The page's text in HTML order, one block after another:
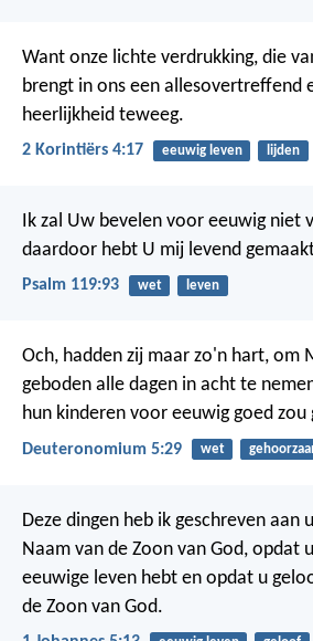
Want onze lichte verdrukking, die
brengt in ons een allesovertreffend
heerlijkheid teweeg.
2 Korintiërs 4:17 eeuwig leven lijden
Ik zal Uw bevelen voor eeuwig niet
daardoor hebt U mij levend
Psalm 119:93 wet leven
Och, hadden zij maar zo'n hart, om
geboden alle dagen in acht te
hun kinderen voor eeuwig goed zou
Deuteronomium 5:29 wet
Deze dingen heb ik geschreven aan
Naam van de Zoon van God, opdat
eeuwige leven hebt en opdat u
de Zoon van God.